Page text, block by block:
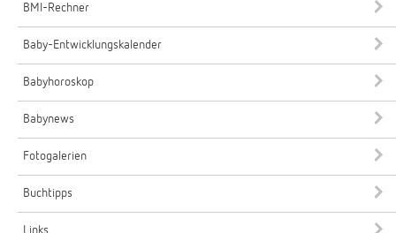
BMI-Rechner
Baby-Entwicklungskalender
Babyhoroskop
Babynews
Fotogalerien
Buchtipps